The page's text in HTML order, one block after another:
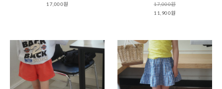
17,000원
17,000원
11,900원